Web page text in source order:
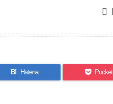

B! Hatena Pocket